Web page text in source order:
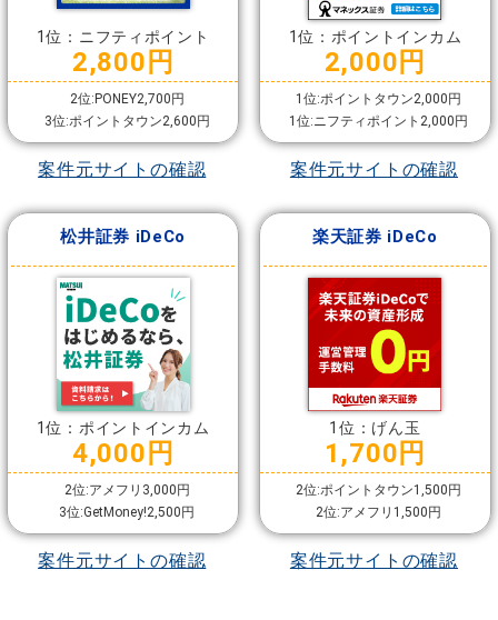
1位：ニフティポイント
2,800円
2位:PONEY2,700円
3位:ポイントタウン2,600円
案件元サイトの確認
1位：ポイントインカム
2,000円
1位:ポイントタウン2,000円
1位:ニフティポイント2,000円
案件元サイトの確認
松井証券 iDeCo
1位：ポイントインカム
4,000円
2位:アメフリ3,000円
3位:GetMoney!2,500円
案件元サイトの確認
楽天証券 iDeCo
1位：げん玉
1,700円
2位:ポイントタウン1,500円
2位:アメフリ1,500円
案件元サイトの確認